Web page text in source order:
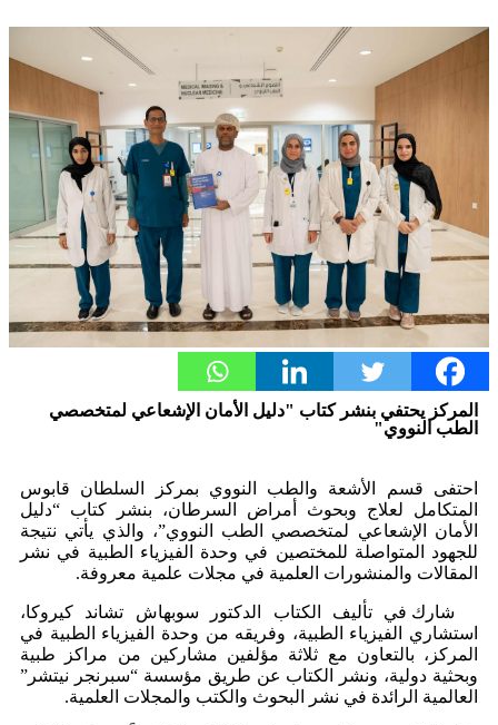
المركز يحتفي بنشر كتاب "دليل الأمان الإشعاعي لمتخصصي
الطب النووي"
احتفى قسم الأشعة والطب النووي بمركز السلطان قابوس
المتكامل لعلاج وبحوث أمراض السرطان، بنشر كتاب “دليل
الأمان الإشعاعي لمتخصصي الطب النووي”، والذي يأتي نتيجة
للجهود المتواصلة للمختصين في وحدة الفيزياء الطبية في نشر
المقالات والمنشورات العلمية في مجلات علمية معروفة.
شارك في تأليف الكتاب الدكتور سوبهاش تشاند كيروكا،
استشاري الفيزياء الطبية، وفريقه من وحدة الفيزياء الطبية في
المركز، بالتعاون مع ثلاثة مؤلفين مشاركين من مراكز طبية
وبحثية دولية، ونشر الكتاب عن طريق مؤسسة“سبرنجر نيتشر”
العالمية الرائدة في نشر البحوث والكتب والمجلات العلمية.